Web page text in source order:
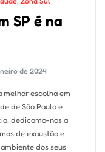
SP é na
de 2024
melhor escolha em
de São Paulo e
dedicamo-nos a
de exaustão e
dos seus